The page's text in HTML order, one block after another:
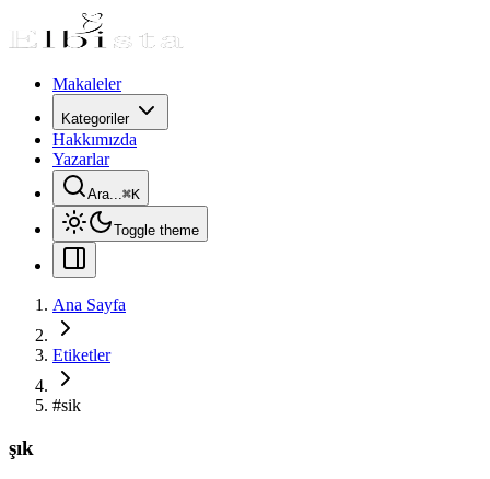
Makaleler
Kategoriler
Hakkımızda
Yazarlar
Ara...⌘K
Toggle theme
Ana Sayfa
Etiketler
#sik
şık